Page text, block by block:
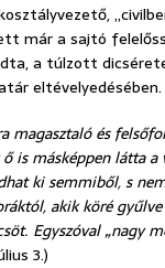
már a sajtó
a túlzott
eltévelyedésében.
magasztaló és
is másképpen látta
ki semmiből, s
akik köré gyűlve
Egyszóval „nagy
3.)